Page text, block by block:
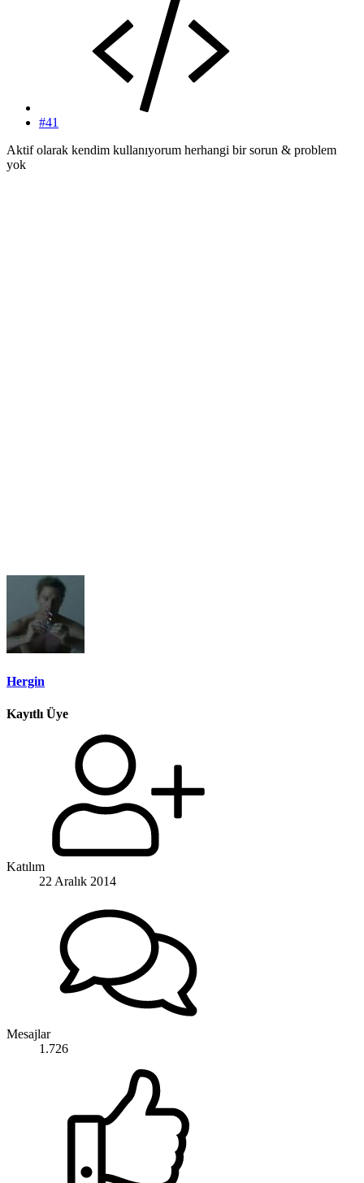
#41
Aktif olarak kendim kullanıyorum herhangi bir sorun & problem
yok
Hergin
Kayıtlı Üye
Katılım
22 Aralık 2014
Mesajlar
1.726